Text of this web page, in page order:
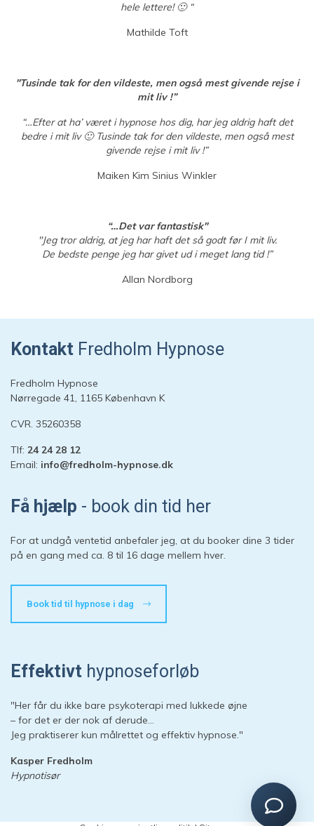
hele lettere! 🙂 “
Mathilde Toft
"Tusinde tak for den vildeste, men også mest givende rejse i
mit liv !”
“…Efter at ha’ været i hypnose hos dig, har jeg aldrig haft det
bedre i mit liv 🙂 Tusinde tak for den vildeste, men også mest
givende rejse i mit liv !”
Maiken Kim Sinius Winkler
“…Det var fantastisk"
"Jeg tror aldrig, at jeg har haft det så godt før I mit liv.
De bedste penge jeg har givet ud i meget lang tid !”
Allan Nordborg
Kontakt Fredholm Hypnose
Fredholm Hypnose
Nørregade 41, 1165 København K
CVR. 35260358
Tlf: 24 24 28 12
Email: info@fredholm-hypnose.dk
Få hjælp - book din tid her
For at undgå ventetid anbefaler jeg, at du booker dine 3 tider
på en gang med ca. 8 til 16 dage mellem hver.
Book tid til hypnose i dag
Effektivt hypnoseforløb
"Her får du ikke bare psykoterapi med lukkede øjne
– for det er der nok af derude…
Jeg praktiserer kun målrettet og effektiv hypnose."
Kasper Fredholm
Hypnotisør
Hej 👋
Start en ny samtale
Har du et spørgsmål? Start en ny samtale
Kontaktinformation
Booking
Sessioner
Forberedelse